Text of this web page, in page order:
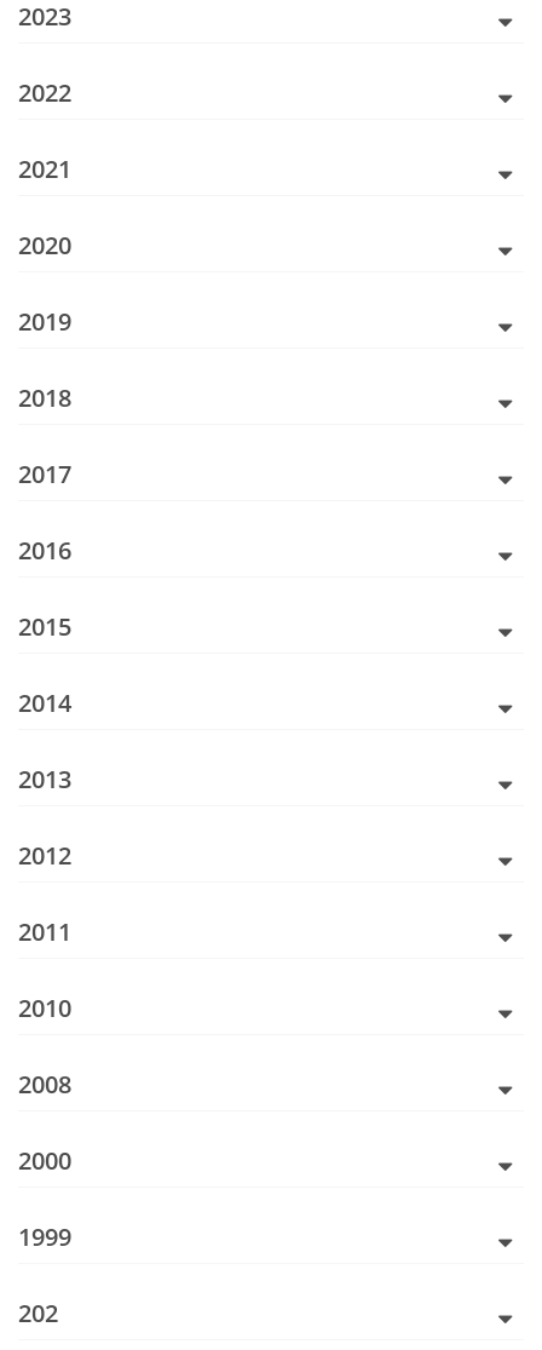
2023
2022
2021
2020
2019
2018
2017
2016
2015
2014
2013
2012
2011
2010
2008
2000
1999
202